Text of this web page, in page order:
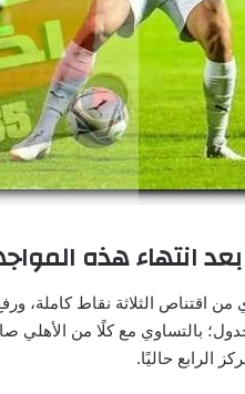
انتهاء هذه
اقتناص الثلاثة نقاط كاملة،
بالتساوي مع كلًا من الأهلي
الرابع حاليًا.